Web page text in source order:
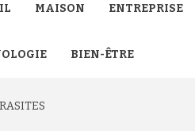
MAISON ENTREPRISE
BIEN-ÊTRE